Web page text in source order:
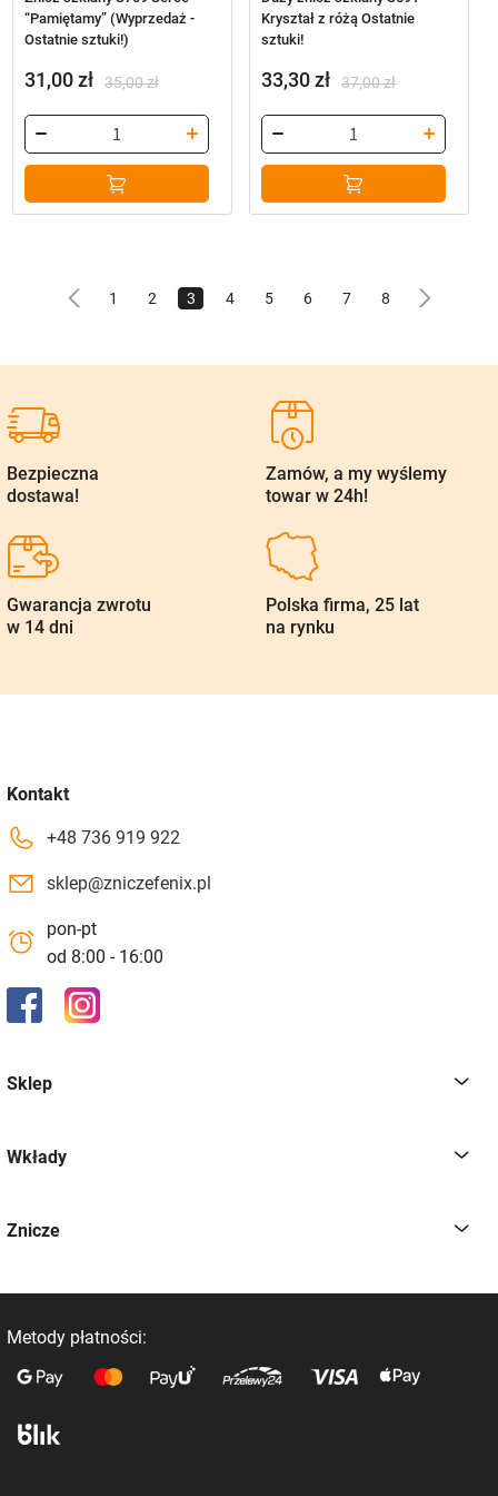
“Pamiętamy” (Wyprzedaż -
Ostatnie sztuki!)
35,00zł
cena
wynosiła:
31,00zł
cena
wynosi:
Kryształ z różą Ostatnie
sztuki!
37,00zł
cena
wynosiła:
33,30zł
cena
wynosi:
Bezpieczna
dostawa!
Zamów, a my wyślemy
towar w 24h!
Gwarancja zwrotu
w 14 dni
Polska firma, 25 lat
na rynku
od 8:00 - 16:00
Sklep
Wkłady
Znicze